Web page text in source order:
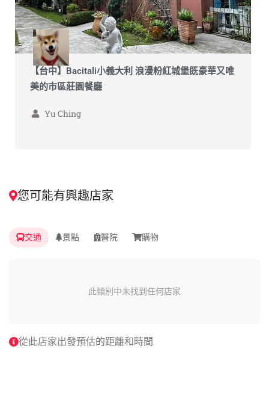
【台中】Bacitali小義大利 浪漫粉紅城堡既豪華又唯
美的市區莊園餐廳
Yu Ching
您可能有興趣店家
交通 景點 醫院 購物
此類別中未找到任何店家
從此店家出發預估的距離和時間